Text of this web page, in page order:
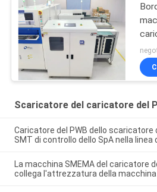
Scaricatore del caricatore del
Caricatore del PWB dello scaricatore
SMT di controllo dello SpA nella linea
La macchina SMEMA del caricatore
collega l'attrezzatura della macchina